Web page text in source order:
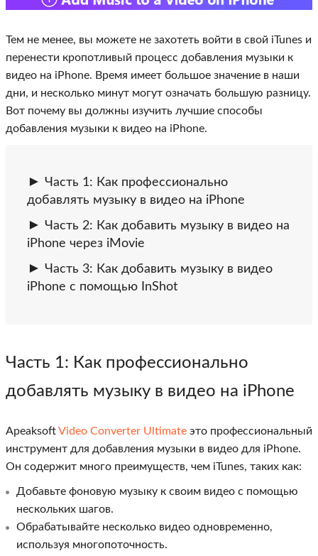
Тем не менее, вы можете не захотеть войти в свой iTunes и
перенести кропотливый процесс добавления музыки к
видео на iPhone. Время имеет большое значение в наши
дни, и несколько минут могут означать большую разницу.
Вот почему вы должны изучить лучшие способы
добавления музыки к видео на iPhone.
Часть 1: Как профессионально
добавлять музыку в видео на iPhone
Часть 2: Как добавить музыку в видео на
iPhone через iMovie
Часть 3: Как добавить музыку в видео
iPhone с помощью InShot
Часть 1: Как профессионально
добавлять музыку в видео на iPhone
ApeaksoftVideo Converter Ultimate это профессиональный
инструмент для добавления музыки в видео для iPhone.
Он содержит много преимуществ, чем iTunes, таких как:
Добавьте фоновую музыку к своим видео с помощью
нескольких шагов.
Обрабатывайте несколько видео одновременно,
используя многопоточность.